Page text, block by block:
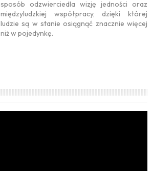
sposób odzwierciedla wizję jedności oraz
międzyludzkiej współpracy, dzięki której
ludzie są w stanie osiągnąć znacznie więcej
niż w pojedynkę.